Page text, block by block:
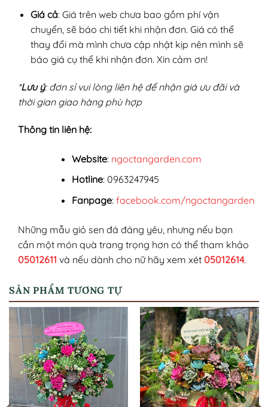
Giá cả: Giá trên web chưa bao gồm phí vận
chuyển, sẽ báo chi tiết khi nhận đơn. Giá có thể
thay đổi mà mình chưa cập nhật kịp nên mình sẽ
báo giá cụ thể khi nhận đơn. Xin cảm ơn!
*Lưu ý: đơn sỉ vui lòng liên hệ để nhận giá ưu đãi và
thời gian giao hàng phù hợp
Thông tin liên hệ:
Website: ngoctangarden.com
Hotline: 0963247945
Fanpage: facebook.com/ngoctangarden
Những mẫu giỏ sen đá đáng yêu, nhưng nếu bạn
cần một món quà trang trọng hơn có thể tham khảo
05012611 và nếu dành cho nữ hãy xem xét 05012614.
SẢN PHẨM TƯƠNG TỰ